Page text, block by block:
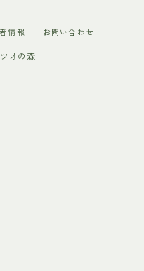
情報 お問い合わせ
オの森